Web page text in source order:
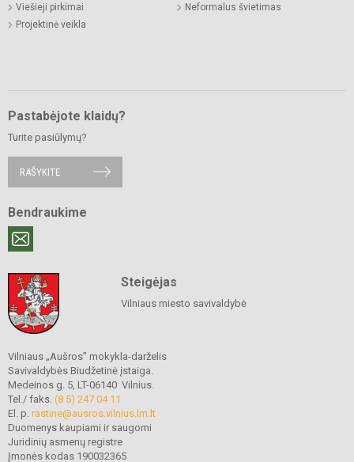
Viešieji pirkimai
Projektinė veikla
Neformalus švietimas
Pastabėjote klaidų?
Turite pasiūlymų?
RAŠYKITE
Bendraukime
Steigėjas
Vilniaus miesto savivaldybė
Vilniaus „Aušros” mokykla-darželis
Savivaldybės Biudžetinė įstaiga.
Medeinos g. 5, LT-06140 Vilnius.
Tel./ faks. (8 5) 247 04 11
El. p. rastine@ausros.vilnius.lm.lt
Duomenys kaupiami ir saugomi
Juridinių asmenų registre
Įmonės kodas 190032365